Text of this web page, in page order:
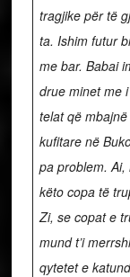
tragjike për të
ta. Ishim futur
me bar. Babai
drue minet me
telat që
kufitare në
pa problem. Ai,
këto copa të
Zi, se copat e
mund t’i
qytetet e